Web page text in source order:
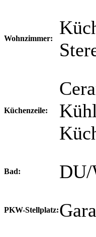
Wohnzimmer:
Küchenzeile:
Bad: DU/
PKW-Stellplatz: